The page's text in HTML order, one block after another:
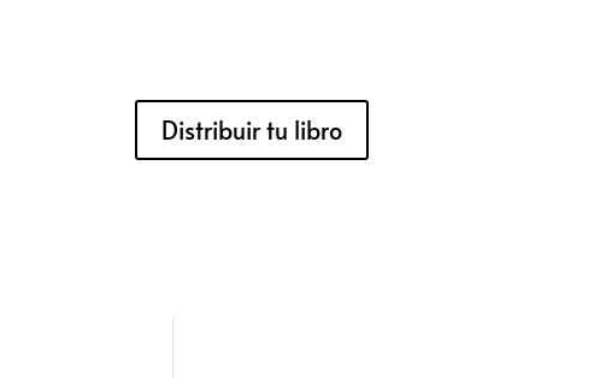
Distribuir tu libro